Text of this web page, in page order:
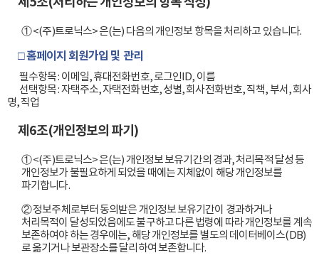
① <(주)트로닉스> 은(는) 다음의 개인정보 항목을 처리하고 있습니다.
□ 홈페이지 회원가입 및 관리
명, 직업
제6조(개인정보의 파기)
① <(주)트로닉스> 은(는) 개인정보 보유기간의 경과, 처리목적 달성 등
개인정보가 불필요하게 되었을 때에는 지체없이 해당 개인정보를
파기합니다.
② 정보주체로부터 동의받은 개인정보 보유기간이 경과하거나
처리목적이 달성되었음에도 불구하고 다른 법령에 따라 개인정보를 계속
보존하여야 하는 경우에는, 해당 개인정보를 별도의 데이터베이스(DB)
로 옮기거나 보관장소를 달리하여 보존합니다.